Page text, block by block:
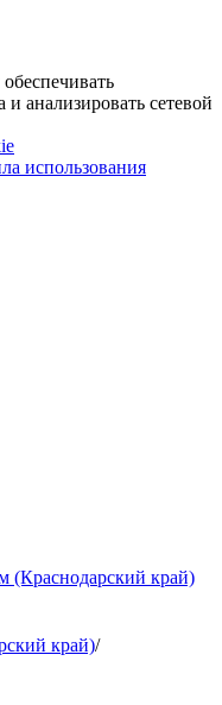
анализировать сетевой
использования
(Краснодарский край)
край)/